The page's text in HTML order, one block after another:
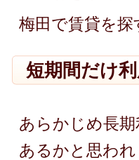
梅田で賃貸を探
短期間だけ
あらかじめ長
あるかと思わ